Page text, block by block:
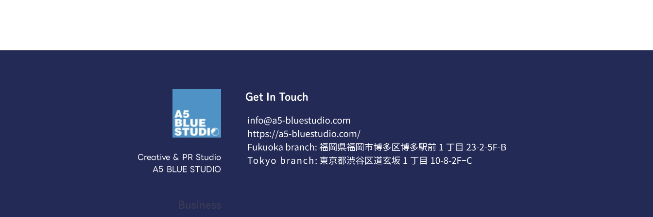
Creative & PR Studio
A5 BLUE STUDIO
Get In Touch